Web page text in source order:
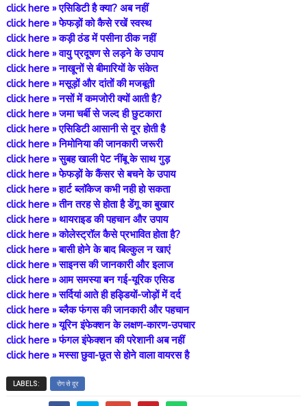
click here » एसिडिटी है क्या? अब नहीं
click here » फेफड़ों को कैसे रखें स्वस्थ
click here » कड़ी ठंड में पसीना ठीक नहीं
click here » वायु प्रदूषण से लड़ने के उपाय
click here » नाखूनों से बीमारियों के संकेत
click here » मसूड़ों और दांतों की मजबूती
click here » नसों में कमजोरी क्यों आती है?
click here » जमा चर्बी से जल्द ही छुटकारा
click here » एसिडिटी आसानी से दूर होती है
click here » निमोनिया की जानकारी जरूरी
click here »सुबह खाली पेट नींबू के साथ गुड़
click here »फेफड़ों के कैंसर से बचने के उपाय
click here »हार्ट ब्लॉकेज कभी नही हो सकता
click here » तीन तरह से होता है डेंगू का बुखार
click here » थायराइड की पहचान और उपाय
click here » कोलेस्ट्रॉल कैसे प्रभावित होता है?
click here » बासी होने के बाद बिल्कुल न खाएं
click here » साइनस की जानकारी और इलाज
click here » आम समस्या बन गई-यूरिक एसिड
click here » सर्दियां आते ही हड्डियों-जोड़ों में दर्द
click here » ब्लैक फंगस की जानकारी और पहचान
click here » यूरिन इंफेक्शन के लक्षण-कारण-उपचार
click here » फंगल इंफेक्शन की परेशानी अब नहीं
click here » मस्सा छुवा-छूत से होने वाला वायरस है
LABELS: रोग से दूर